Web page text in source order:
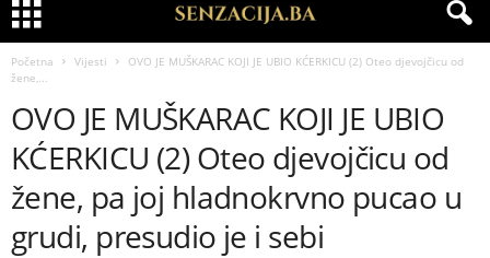
Početna Vijesti
OVO JE MUŠKARAC KOJI JE UBIO KĆERKICU (2) Oteo djevojčicu od
žene,...
OVO JE MUŠKARAC KOJI JE UBIO
KĆERKICU (2) Oteo djevojčicu od
žene, pa joj hladnokrvno pucao u
grudi, presudio je i sebi